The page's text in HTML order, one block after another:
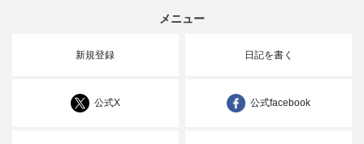
メニュー
新規登録 日記を書く
公式X 公式facebook